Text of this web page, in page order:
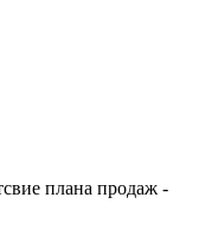
плана продаж -